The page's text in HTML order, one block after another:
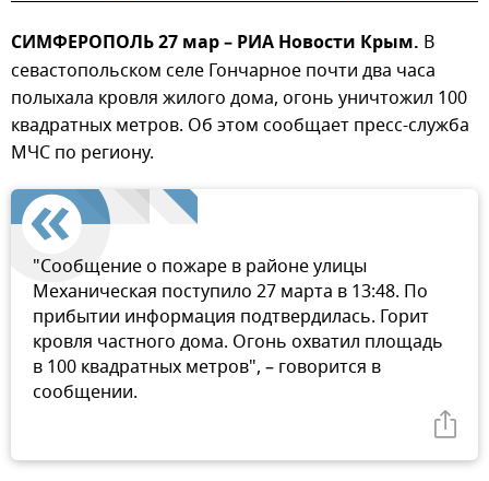
СИМФЕРОПОЛЬ 27 мар – РИА Новости Крым. В
севастопольском селе Гончарное почти два часа
полыхала кровля жилого дома, огонь уничтожил 100
квадратных метров. Об этом сообщает пресс-служба
МЧС по региону.
"Сообщение о пожаре в районе улицы
Механическая поступило 27 марта в 13:48. По
прибытии информация подтвердилась. Горит
кровля частного дома. Огонь охватил площадь
в 100 квадратных метров", – говорится в
сообщении.